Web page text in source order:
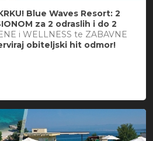
Blue Waves Resort: 2
za 2 odraslih i do 2
i WELLNESS te ZABAVNE
obiteljski hit odmor!